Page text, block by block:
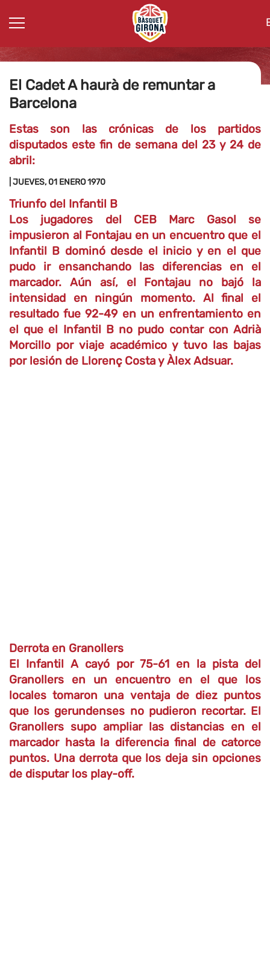
El Cadet A haurà de remuntar a
Barcelona
Estas son las crónicas de los partidos
disputados este fin de semana del 23 y 24 de
abril:
| JUEVES, 01 ENERO 1970
Triunfo del Infantil B
Los jugadores del CEB Marc Gasol se
impusieron al Fontajau en un encuentro que el
Infantil B dominódesde el inicio y en el que
pudo ir ensanchando las diferencias en el
marcador. Aún así, el Fontajau no bajó la
intensidad en ningún momento. Al final el
resultado fue 92-49 en un enfrentamientoen
el que el Infantil B no pudo contar con Adrià
Morcillo por viaje académico y tuvo las bajas
por lesión de Llorenç Costa y Àlex Adsuar.
Derrota en Granollers
El Infantil A cayó por 75-61 en la pista del
Granollers en un encuentro en el que los
locales tomaron una ventaja de diez puntos
que los gerundenses no pudieron recortar. El
Granollers supo ampliar las distancias en el
marcador hasta la diferencia final de catorce
puntos. Una derrota que los deja sin opciones
de disputar los play-off.